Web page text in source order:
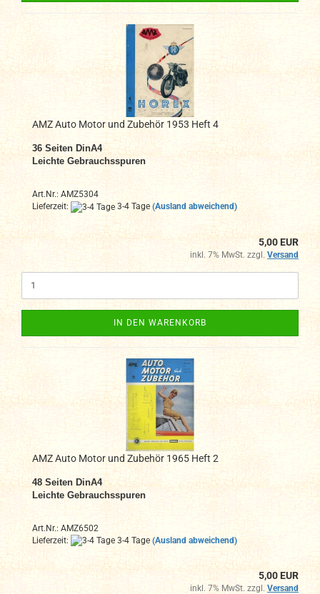
AMZ Auto Motor und Zubehör 1953 Heft 4
36 Seiten DinA4
Leichte Gebrauchsspuren
Art.Nr.: AMZ5304
Lieferzeit:
3-4 Tage (Ausland abweichend)
5,00 EUR
inkl. 7% MwSt. zzgl. Versand
IN DEN WARENKORB
AMZ Auto Motor und Zubehör 1965 Heft 2
48Seiten DinA4
Leichte Gebrauchsspuren
Art.Nr.: AMZ6502
Lieferzeit:
3-4 Tage (Ausland abweichend)
5,00 EUR
inkl. 7% MwSt. zzgl. Versand